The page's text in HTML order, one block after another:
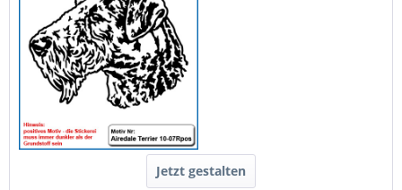
Jetzt gestalten